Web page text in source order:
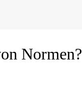
Normen?